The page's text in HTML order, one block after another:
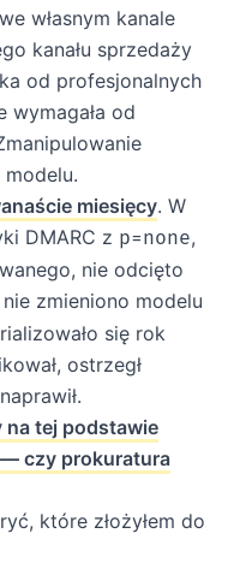
własnym kanale
kanału sprzedaży
od profesjonalnych
wymagała od
miesięcy. W
DMARC z p=none,
nie odcięto
zmieniono modelu
się rok
ostrzegł
na tej podstawie
czy prokuratura
które złożyłem do